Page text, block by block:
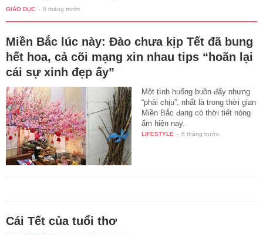
GIÁO DỤC - 6 tháng trước
Miền Bắc lúc này: Đào chưa kịp Tết đã bung
hết hoa, cả cõi mạng xin nhau tips “hoãn lại
cái sự xinh đẹp ấy”
Một tình huống buồn đấy nhưng
“phải chịu”, nhất là trong thời gian
Miền Bắc đang có thời tiết nóng
ẩm hiện nay.
LIFESTYLE - 6 tháng trước
Cái Tết của tuổi thơ